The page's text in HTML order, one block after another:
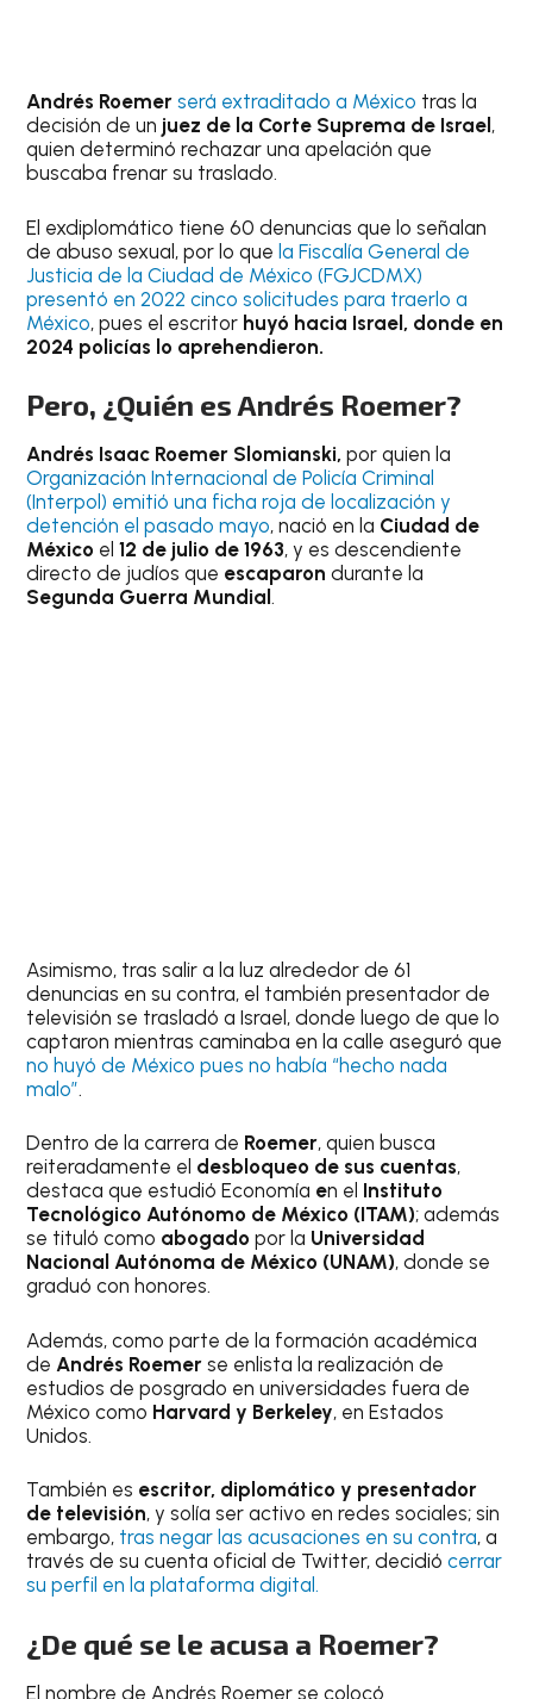
Andrés Roemer será extraditado a México tras la
decisión de un juez de la Corte Suprema de Israel ,
quien determinó rechazar una apelación que
buscaba frenar su traslado.
El exdiplomático tiene 60 denuncias que lo señalan
de abuso sexual, por lo quela Fiscalía General de
Justicia de la Ciudad de México (FGJCDMX)
presentó en 2022 cinco solicitudes para traerlo a
México, pues el escritor huyó hacia Israel, donde en
2024 policías lo aprehendieron.
Pero, ¿Quién es Andrés Roemer?
Andrés Isaac Roemer Slomianski, por quien la
Organización Internacional de Policía Criminal
(Interpol) emitió una ficha roja de localización y
detención el pasado mayo, nació en la Ciudad de
México el12 de julio de 1963, y es descendiente
directo de judíos que escaparon durante la
Segunda Guerra Mundial.
Asimismo, tras salir a la luz alrededor de 61
denuncias en su contra, el también presentador de
televisión se trasladó a Israel, donde luego de que lo
captaron mientras caminaba en la calle aseguró que
no huyó de México pues no había “hecho nada
malo”.
Dentro de la carrera de Roemer, quien busca
reiteradamente el desbloqueo de sus cuentas,
destaca que estudió Economía en el Instituto
Tecnológico Autónomo de México (ITAM); además
se tituló como abogado por la Universidad
Nacional Autónoma de México (UNAM), donde se
graduó con honores.
Además, como parte de la formación académica
de Andrés Roemer se enlista la realización de
estudios de posgrado en universidades fuera de
México como Harvard y Berkeley, en Estados
Unidos.
También es escritor, diplomático y presentador
de televisión, y solía ser activo en redes sociales; sin
embargo, tras negar las acusaciones en su contra, a
través de su cuenta oficial de Twitter, decidiócerrar
su perfil en la plataforma digital.
¿De qué se le acusa a Roemer?
El nombre de Andrés Roemer se colocó